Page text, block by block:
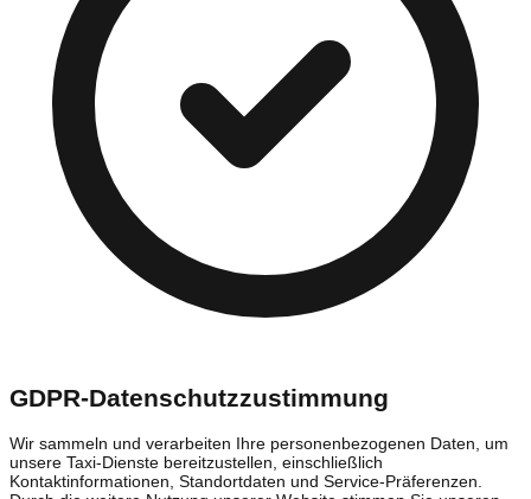
GDPR-Datenschutzzustimmung
Wir sammeln und verarbeiten Ihre personenbezogenen Daten, um
unsere Taxi-Dienste bereitzustellen, einschließlich
Kontaktinformationen, Standortdaten und Service-Präferenzen.